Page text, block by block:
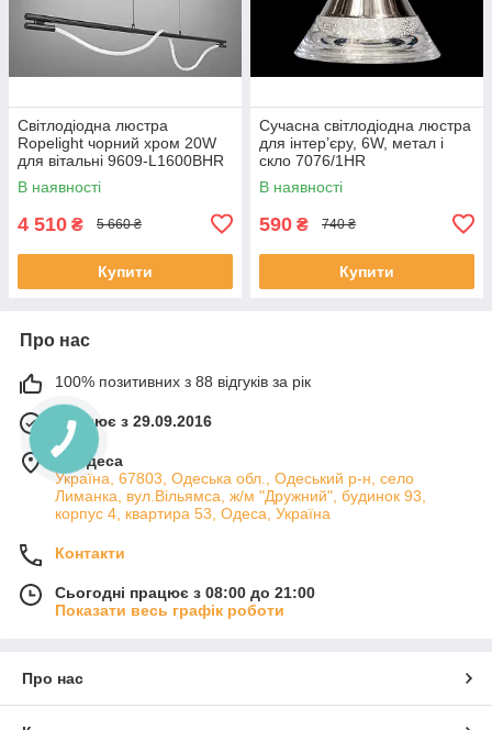
Світлодіодна люстра
Ropelight чорний хром 20W
для вітальні 9609-L1600BHR
В наявності
4 510 ₴ 5 660 ₴
Купити
Сучасна світлодіодна люстра
для інтер’єру, 6W, метал і
скло 7076/1HR
В наявності
590 ₴ 740 ₴
Купити
Про нас
100% позитивних з 88 відгуків за рік
Працює з 29.09.2016
м. Одеса
Україна, 67803, Одеська обл., Одеський р-н, село
Лиманка, вул.Вільямса, ж/м "Дружний", будинок 93,
корпус 4, квартира 53, Одеса, Україна
Контакти
Сьогодні працює з 08:00 до 21:00
Показати весь графік роботи
Про нас